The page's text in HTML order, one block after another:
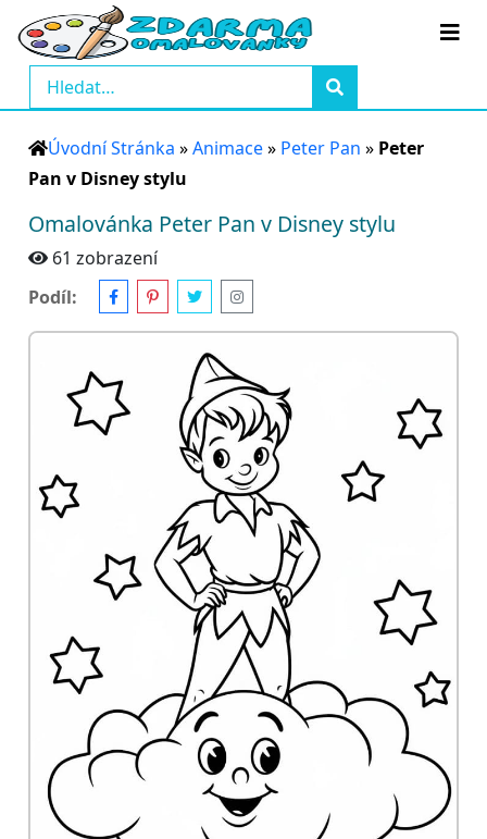
Úvodní Stránka »Animace» Peter Pan » Peter
Pan v Disney stylu
Omalovánka Peter Pan v Disney stylu
61 zobrazení
Podíl: